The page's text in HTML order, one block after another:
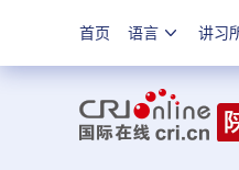
首页 语言 讲习